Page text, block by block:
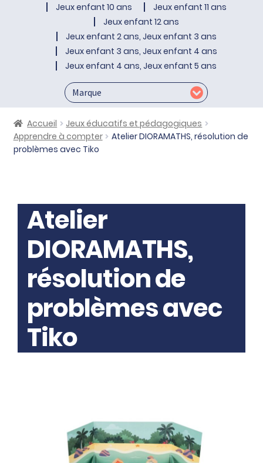
Jeux enfant 10 ans
Jeux enfant 11 ans
Jeux enfant 12 ans
Jeux enfant 2 ans, Jeux enfant 3 ans
Jeux enfant 3 ans, Jeux enfant 4 ans
Jeux enfant 4 ans, Jeux enfant 5 ans
Accueil
Jeux éducatifs et pédagogiques
Apprendre à compter
Atelier DIORAMATHS, résolution de
problèmes avec Tiko
Atelier
DIORAMATHS,
résolution de
problèmes avec
Tiko